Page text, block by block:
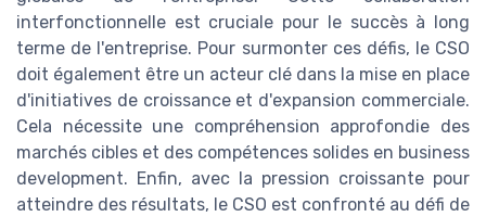
interfonctionnelle est cruciale pour le succès à long
terme de l'entreprise. Pour surmonter ces défis, le CSO
doit également être un acteur clé dans la mise en place
d'initiatives de croissance et d'expansion commerciale.
Cela nécessite une compréhension approfondie des
marchés cibles et des compétences solides en business
development. Enfin, avec la pression croissante pour
atteindre des résultats, le CSO est confronté au défi de